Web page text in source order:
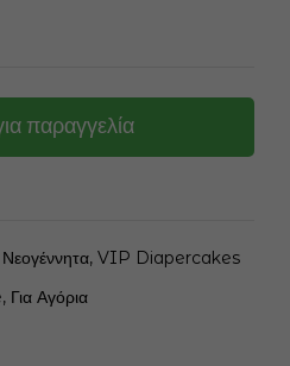
παραγγελία
, VIP Diapercakes
, Για Αγόρια